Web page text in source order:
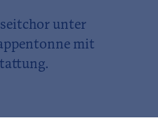
unter
mit